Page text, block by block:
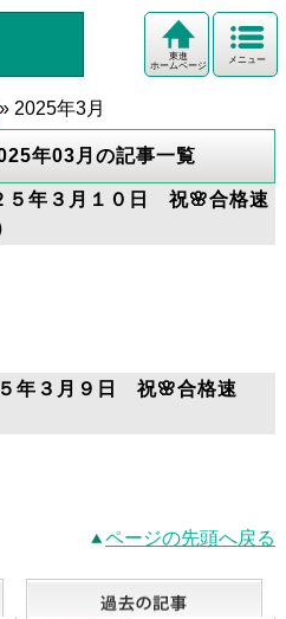
メニュー
東進
ホームページ
» 2025年3月
年03月の記事一覧
年３月１０日 祝🌸合格速
年３月９日 祝🌸合格速
ページの先頭へ戻る
最新記事一覧